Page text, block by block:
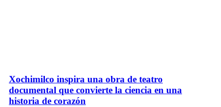
Xochimilco inspira una obra de teatro
documental que convierte la ciencia en una
historia de corazón